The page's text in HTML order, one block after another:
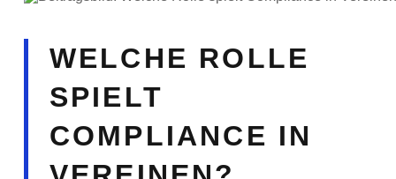
WELCHE ROLLE
SPIELT
COMPLIANCE IN